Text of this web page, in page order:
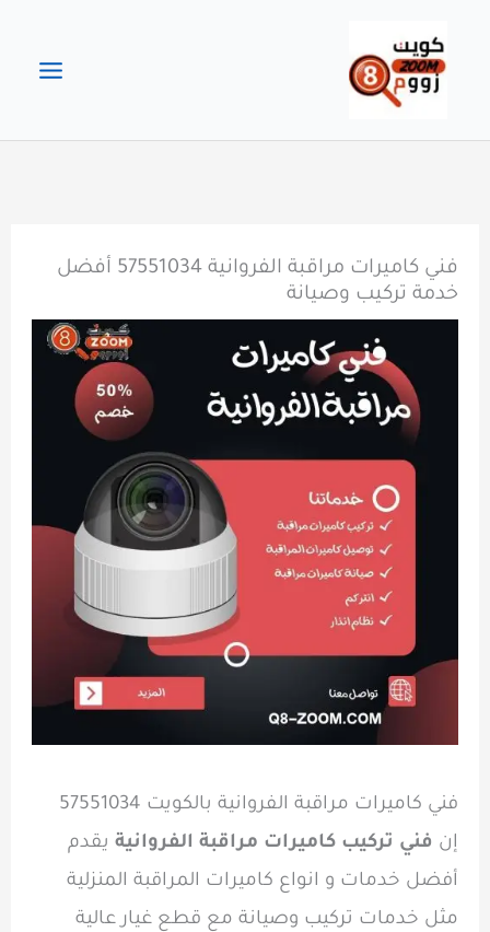
المحتوى
فني كاميرات مراقبة الفروانية 57551034 أفضل
خدمة تركيب وصيانة
فني كاميرات مراقبة الفروانية بالكويت 57551034
إن فني تركيب كاميرات مراقبة الفروانية يقدم
أفضل خدمات و انواع كاميرات المراقبة المنزلية
مثل خدمات تركيب وصيانة مع قطع غيار عالية